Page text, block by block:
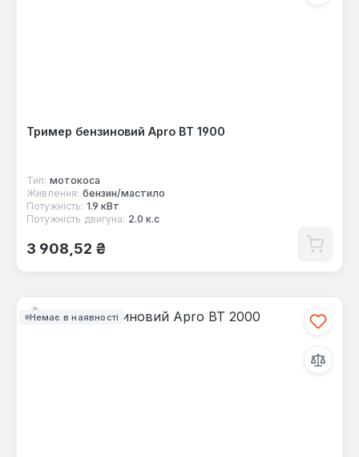
Тример бензиновий Apro ВТ 1900
Тип: мотокоса
Живлення: бензин/мастило
Потужність: 1.9 кВт
Потужність двигуна: 2.0 к.с
Звичайна ціна:
3 908,52 ₴
Немає в наявності